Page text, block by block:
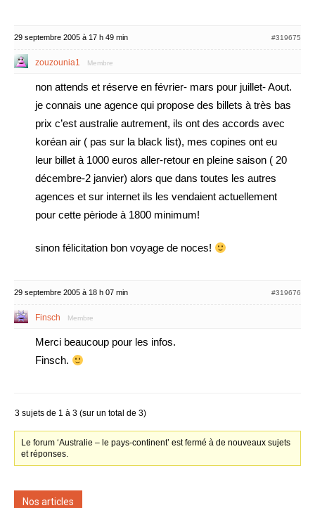
29 septembre 2005 à 17 h 49 min #319675
zouzounia1 Membre
non attends et réserve en février- mars pour juillet- Aout.
je connais une agence qui propose des billets à très bas
prix c’est australie autrement, ils ont des accords avec
koréan air ( pas sur la black list), mes copines ont eu
leur billet à 1000 euros aller-retour en pleine saison ( 20
décembre-2 janvier) alors que dans toutes les autres
agences et sur internet ils les vendaient actuellement
pour cette pèriode à 1800 minimum!
sinon félicitation bon voyage de noces!
29 septembre 2005 à 18 h 07 min #319676
Finsch Membre
Merci beaucoup pour les infos.
Finsch.
3 sujets de 1 à 3 (sur un total de 3)
Le forum ‘Australie – le pays-continent’ est fermé à de nouveaux sujets
et réponses.
Nos articles